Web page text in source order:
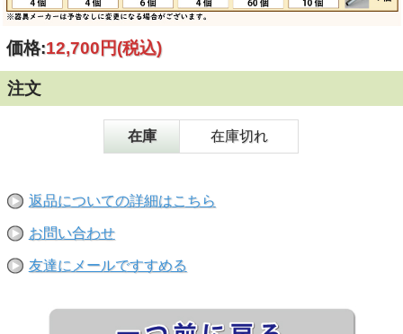
価格:12,700円(税込)
注文
在庫 在庫切れ
返品についての詳細はこちら
お問い合わせ
友達にメールですすめる